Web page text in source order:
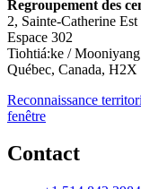
Regroupement des
2, Sainte-Catherine Est
Espace 302
Tiohtiá:ke /
Québec, Canada,
Reconnaissance
fenêtre
Contact